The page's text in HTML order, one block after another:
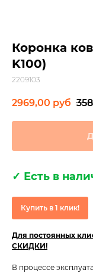
Коронка
K100)
2209103
2969,00 руб
✓ Есть в
Купить в 1 клик!
Для постоянных
СКИДКИ!
В процессе